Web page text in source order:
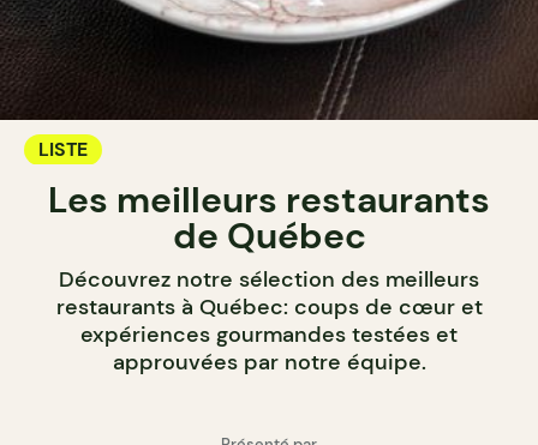
LISTE
Les meilleurs restaurants
de Québec
Découvrez notre sélection des meilleurs
restaurants à Québec: coups de cœur et
expériences gourmandes testées et
approuvées par notre équipe.